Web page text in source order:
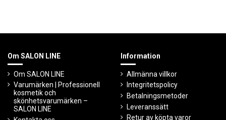
Om SALON LINE
Om SALON LINE
Varumärken | Professionell
kosmetik och
skönhetsvarumärken –
SALON LINE
Information
Allmänna villkor
Integritetspolicy
Betalningsmetoder
Leveranssätt
Retur av köpta varor